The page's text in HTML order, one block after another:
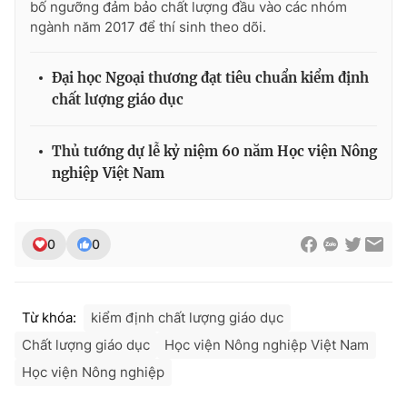
THỜI BÁO VTV
Theo dõi báo trên
Cơ quan báo chí:
Tổng Biên tập:Vũ Thanh Thủy
Phó Tổng Biên tập:Nguyễn Thị Mỹ Hạnh, Phạm Quốc Thắng,
Nguyễn Trọng Ninh
bố ngưỡng đảm bảo chất lượng đầu vào các nhóm
ngành năm 2017 để thí sinh theo dõi.
Đại học Ngoại thương đạt tiêu chuẩn kiểm định
chất lượng giáo dục
Thủ tướng dự lễ kỷ niệm 60 năm Học viện Nông
nghiệp Việt Nam
0 0
Từ khóa:
kiểm định chất lượng giáo dục
Chất lượng giáo dục
Học viện Nông nghiệp Việt Nam
Học viện Nông nghiệp